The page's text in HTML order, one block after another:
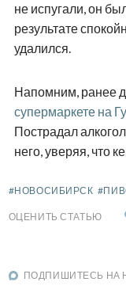
не испугали, он
результате
удалился.
Напомним, ранее
супермаркете на
Пострадал
него, уверяя, что
#НОВОСИБИРСК
ОЦЕНИТЬ СТАТЬЮ
ПОДПИШИТЕСЬ НА